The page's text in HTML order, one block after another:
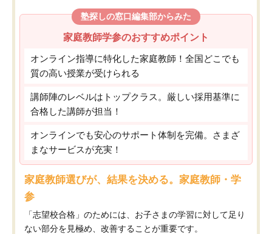
塾探しの窓口編集部からみた
家庭教師学参のおすすめポイント
オンライン指導に特化した家庭教師！全国どこでも
質の高い授業が受けられる
講師陣のレベルはトップクラス。厳しい採用基準に
合格した講師が担当！
オンラインでも安心のサポート体制を完備。さまざ
まなサービスが充実！
家庭教師選びが、結果を決める。家庭教師・学
参
「志望校合格」のためには、お子さまの学習に対して足り
ない部分を見極め、改善することが重要です。